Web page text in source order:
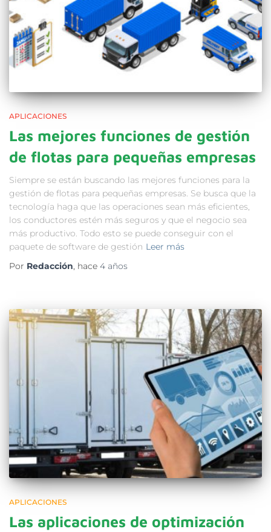
APLICACIONES
Las mejores funciones de gestión
de flotas para pequeñas empresas
Siempre se están buscando las mejores funciones para la
gestión de flotas para pequeñas empresas. Se busca que la
tecnología haga que las operaciones sean más eficientes,
los conductores estén más seguros y que el negocio sea
más productivo. Todo esto se puede conseguir con el
paquete de software de gestión Leer más
Por Redacción, hace 4 años
APLICACIONES
Las aplicaciones de optimización